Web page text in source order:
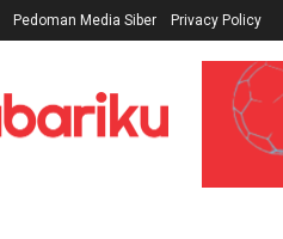
Pedoman Media Siber Privacy Policy